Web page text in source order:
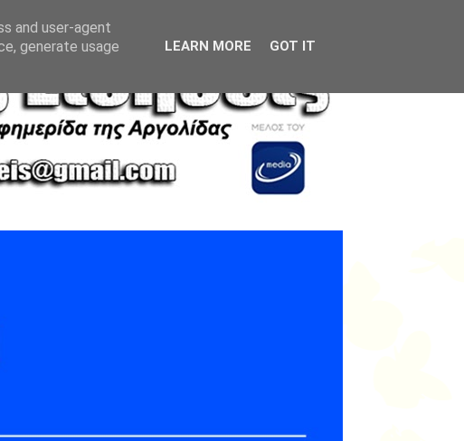
and user-agent
generate usage
LEARN MORE GOT IT